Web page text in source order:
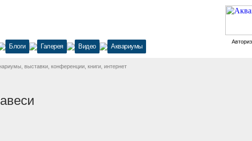
Блоги Галерея Видео Аквариумы
выставки, конференции, книги, интернет